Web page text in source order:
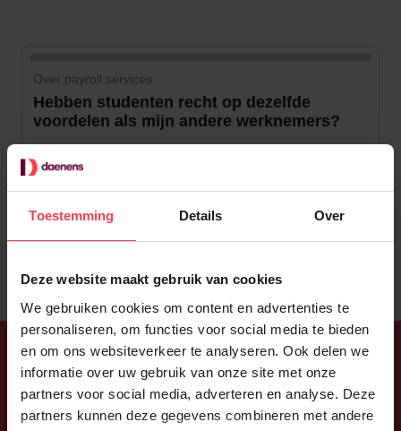
Toestemming Details Over
Deze website maakt gebruik van cookies
We gebruiken cookies om content en advertenties te
personaliseren, om functies voor social media te bieden
en om ons websiteverkeer te analyseren. Ook delen we
informatie over uw gebruik van onze site met onze
partners voor social media, adverteren en analyse. Deze
partners kunnen deze gegevens combineren met andere
Over payroll services
Hebben studenten recht op dezelfde
voordelen als mijn andere werknemers?
6 augustus 2026
Blijf op de hoogte